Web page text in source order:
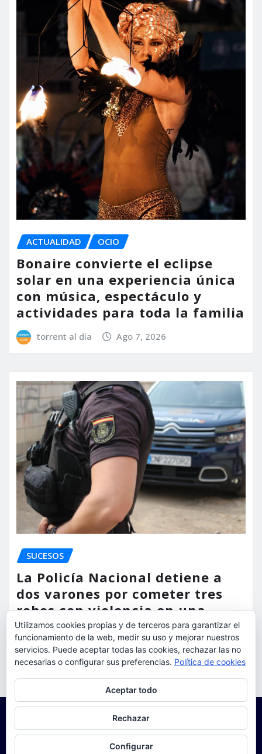
ACTUALIDAD OCIO
Bonaire convierte el eclipse
solar en una experiencia única
con música, espectáculo y
actividades para toda la familia
torrent al dia Ago 7, 2026
SUCESOS
La Policía Nacional detiene a
dos varones por cometer tres
robos con violencia en una
misma mañana
torrent al dia Ago 7, 2026
Utilizamos cookies propias y de terceros para garantizar el
funcionamiento de la web, medir su uso y mejorar nuestros
servicios. Puede aceptar todas las cookies, rechazar las no
necesarias o configurar sus preferencias. Política de cookies
Aceptar todo
Rechazar
Configurar
Para obtener más información, incluido cómo gestionar las cookies,